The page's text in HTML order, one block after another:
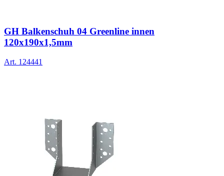
GH Balkenschuh 04 Greenline innen
120x190x1,5mm
Art. 124441